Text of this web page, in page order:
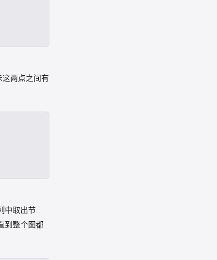
两点之间有
中取出节
整个图都